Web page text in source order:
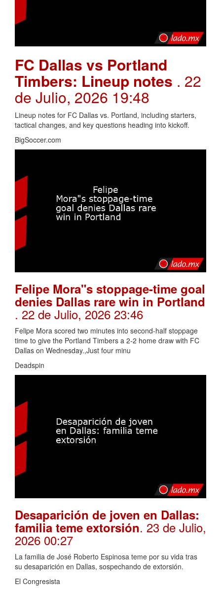
FC Dallas vs Portland
Timbers: Lineup notes . 22
de Julio, 2026 19:48
Lineup notes for FC Dallas vs. Portland, including starters,
tactical changes, and key questions heading into kickoff.
BigSoccer.com
Felipe Mora"s stoppage-time goal
denies Dallas rare win in Portland
. 22 de Julio, 2026 23:46
Felipe Mora scored two minutes into second-half stoppage
time to give the Portland Timbers a 2-2 home draw with FC
Dallas on Wednesday.,Just four minu
Deadspin
Desaparición de joven en Dallas:
familia teme extorsión. 23 de Julio,
2026 00:27
La familia de José Roberto Espinosa teme por su vida tras
su desaparición en Dallas, sospechando de extorsión.
El Congresista